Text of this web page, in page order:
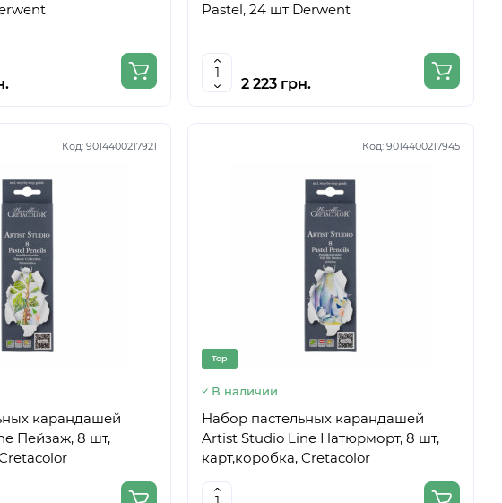
Pastel, 24 шт Derwent
2 223 грн.
Код: 9014400217921
карандашей
Пейзаж, 8 шт,
Код: 9014400217945
Top
В наличии
Набор пастельных карандашей
Artist Studio Line Натюрморт, 8 шт,
карт,коробка, Cretacolor